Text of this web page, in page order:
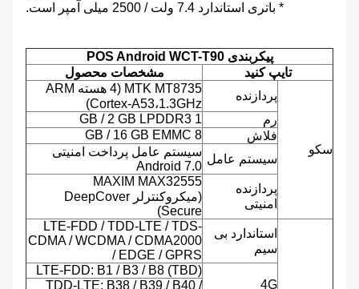
* باتری استاندارد 7.4 ولت / 2500 میلی آمپر است.
پیکربندی POS Android WCT-T90
تایپ کنید
مشخصات محصول
سکو
پردازنده
MTK MT8735 (4 هسته ARM
Cortex-A53،1.3GHz)
رم
1 GB / 2 GB LPDDR3
فلاش
8 GB / 16 GB EMMC
سیستم عامل
سیستم عامل پرداخت امنیتی
Android 7.0
پردازنده
امنیتی
MAXIM MAX32555
(میکروکنترلر DeepCover
Secure)
استاندارد بی
سیم
LTE-FDD / TDD-LTE / TDS-
CDMA / WCDMA / CDMA2000
/ EDGE / GPRS
4G
LTE-FDD: B1 / B3 / B8 (TBD)
TDD-LTE: B38 / B39 / B40 /